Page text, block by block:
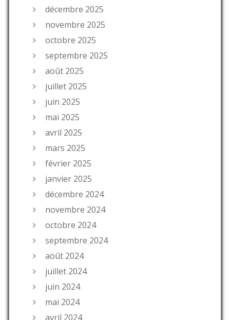
décembre 2025
novembre 2025
octobre 2025
septembre 2025
août 2025
juillet 2025
juin 2025
mai 2025
avril 2025
mars 2025
février 2025
janvier 2025
décembre 2024
novembre 2024
octobre 2024
septembre 2024
août 2024
juillet 2024
juin 2024
mai 2024
avril 2024